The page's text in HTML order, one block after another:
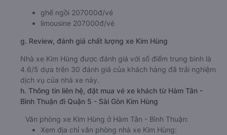
ghế ngồi 207000đ/vé
limousine 207000đ/vé
g. Review, đánh giá chất lượng xe Kim Hùng
Nhà xe Kim Hùng được đánh giá với số điểm trung bình là
4.6/5 dựa trên 30 đánh giá của khách hàng đã trải nghiệm
dịch vụ của nhà xe này.
h. Thông tin liên hệ, đặt mua vé xe khách từ Hàm Tân -
Bình Thuận đi Quận 5 - Sài Gòn Kim Hùng
Văn phòng xe Kim Hùng ở Hàm Tân - Bình Thuận:
Xem địa chỉ văn phòng nhà xe Kim Hùng: